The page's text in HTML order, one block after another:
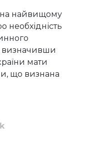
на найвищому
необхідність
визначивши
мати
що визнана